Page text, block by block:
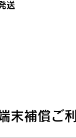
送
末補償ご